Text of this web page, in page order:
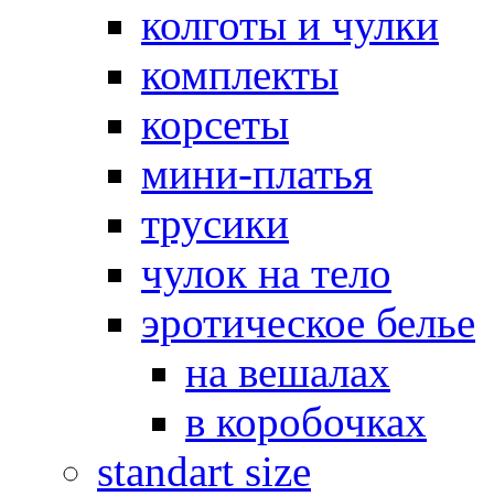
колготы и чулки
комплекты
корсеты
мини-платья
трусики
чулок на тело
эротическое белье
на вешалах
в коробочках
standart size